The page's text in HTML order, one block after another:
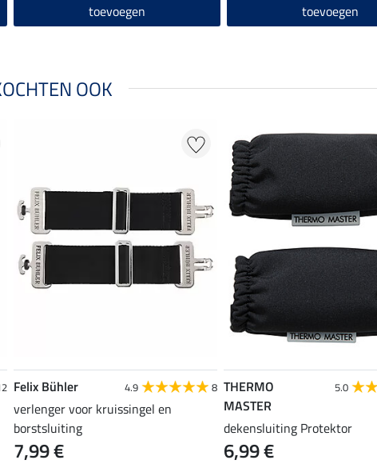
toevoegen toevoegen
OOK
Felix Bühler 4.9 8
verlenger voor kruissingel en
borstsluiting
7,99 €
THERMO
MASTER
5.0
dekensluiting Protektor
6,99 €